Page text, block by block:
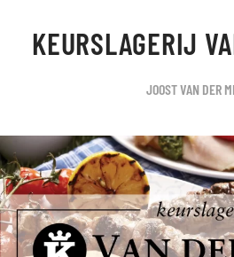
KEURSLAGERIJ
JOOST VAN DER